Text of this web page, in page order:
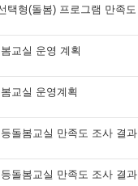
택형(돌봄) 프로그램 만족도
교실 운영 계획
교실 운영계획
돌봄교실 만족도 조사 결과
돌봄교실 만족도 조사 결과